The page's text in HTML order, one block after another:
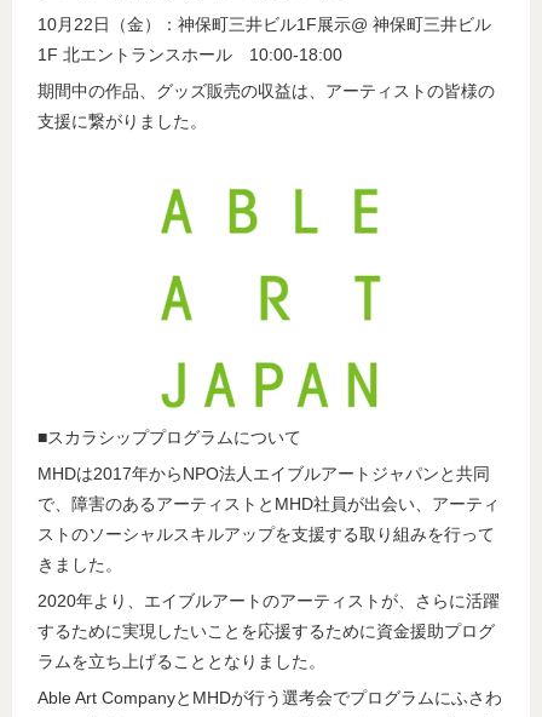
10月22日（金）：神保町三井ビル1F展示@ 神保町三井ビル
1F 北エントランスホール 10:00-18:00
期間中の作品、グッズ販売の収益は、アーティストの皆様の
支援に繋がりました。
■スカラシッププログラムについて
MHDは2017年からNPO法人エイブルアートジャパンと共同
で、障害のあるアーティストとMHD社員が出会い、アーティ
ストのソーシャルスキルアップを支援する取り組みを行って
きました。
2020年より、エイブルアートのアーティストが、さらに活躍
するために実現したいことを応援するために資金援助プログ
ラムを立ち上げることとなりました。
Able Art CompanyとMHDが行う選考会でプログラムにふさわ